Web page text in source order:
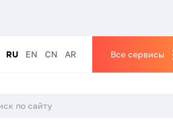
RU EN CN AR Все сервисы